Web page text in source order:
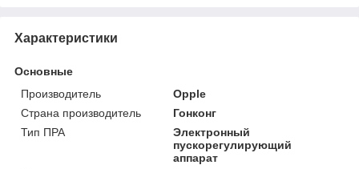
Характеристики
Основные
Производитель
Opple
Страна производитель
Гонконг
Тип ПРА
Электронный
пускорегулирующий
аппарат